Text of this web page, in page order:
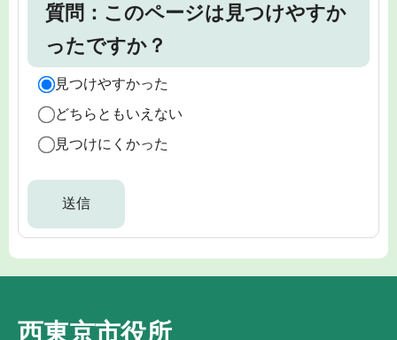
質問：このページは見つけやすか
ったですか？
見つけやすかった
どちらともいえない
見つけにくかった
西東京市役所